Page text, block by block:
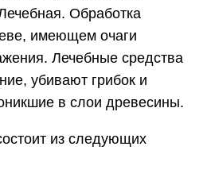
Обработка
имеющем очаги
Лечебные средства
убивают грибок и
в слои древесины.
из следующих